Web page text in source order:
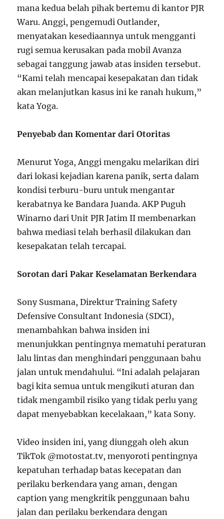
mana kedua belah pihak bertemu di kantor PJR
Waru. Anggi, pengemudi Outlander,
menyatakan kesediaannya untuk mengganti
rugi semua kerusakan pada mobil Avanza
sebagai tanggung jawab atas insiden tersebut.
“Kami telah mencapai kesepakatan dan tidak
akan melanjutkan kasus ini ke ranah hukum,”
kata Yoga.
Penyebab dan Komentar dari Otoritas
Menurut Yoga, Anggi mengaku melarikan diri
dari lokasi kejadian karena panik, serta dalam
kondisi terburu-buru untuk mengantar
kerabatnya ke Bandara Juanda. AKP Puguh
Winarno dari Unit PJR Jatim II membenarkan
bahwa mediasi telah berhasil dilakukan dan
kesepakatan telah tercapai.
Sorotan dari Pakar Keselamatan Berkendara
Sony Susmana, Direktur Training Safety
Defensive Consultant Indonesia (SDCI),
menambahkan bahwa insiden ini
menunjukkan pentingnya mematuhi peraturan
lalu lintas dan menghindari penggunaan bahu
jalan untuk mendahului. “Ini adalah pelajaran
bagi kita semua untuk mengikuti aturan dan
tidak mengambil risiko yang tidak perlu yang
dapat menyebabkan kecelakaan,” kata Sony.
Video insiden ini, yang diunggah oleh akun
TikTok @motostat.tv, menyoroti pentingnya
kepatuhan terhadap batas kecepatan dan
perilaku berkendara yang aman, dengan
caption yang mengkritik penggunaan bahu
jalan dan perilaku berkendara dengan